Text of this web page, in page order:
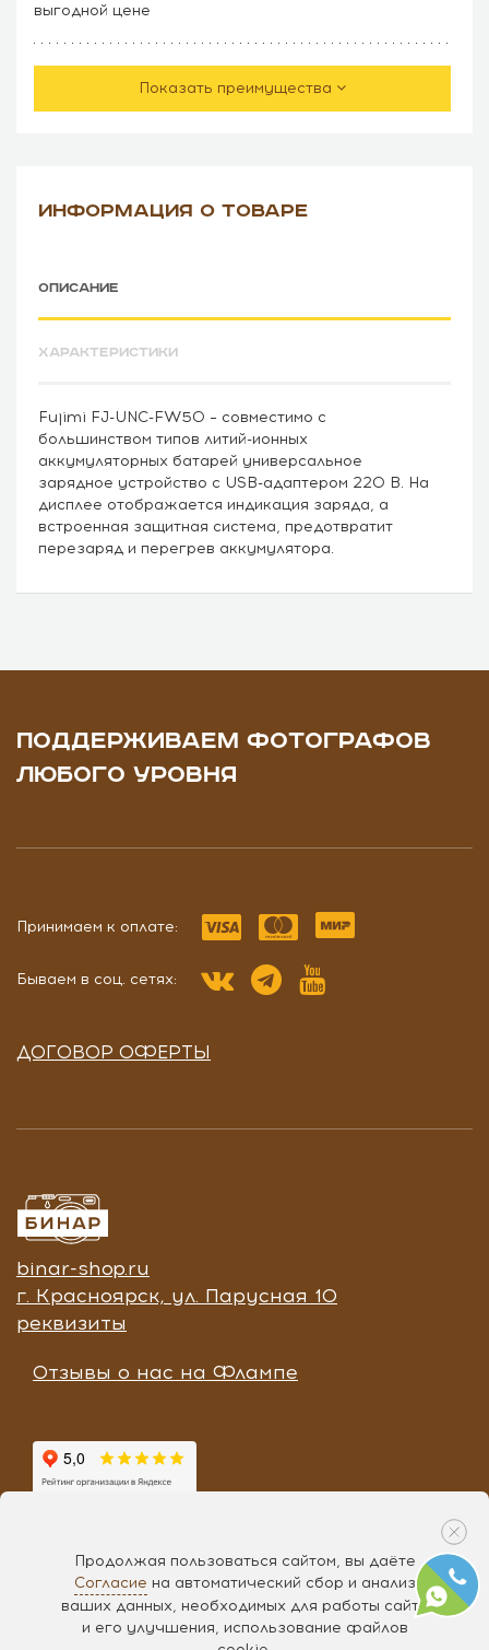
выгодной цене
Показать преимущества
ИНФОРМАЦИЯ О ТОВАРЕ
ОПИСАНИЕ
ХАРАКТЕРИСТИКИ
Fujimi FJ-UNC-FW50 – совместимо с
большинством типов литий-ионных
аккумуляторных батарей универсальное
зарядное устройство с USB-адаптером 220 В. На
дисплее отображается индикация заряда, а
встроенная защитная система, предотвратит
перезаряд и перегрев аккумулятора.
ПОДДЕРЖИВАЕМ ФОТОГРАФОВ
ЛЮБОГО УРОВНЯ
Принимаем к оплате:
Бываем в соц. сетях:
ДОГОВОР ОФЕРТЫ
binar-shop.ru
г. Красноярск, ул. Парусная 10
реквизиты
Отзывы о нас на Флампе
Разработка « Чипса», 2017
Продолжая пользоваться сайтом, вы даёте
Согласие на автоматический сбор и анализ
ваших данных, необходимых для работы сайта
и его улучшения, использование файлов